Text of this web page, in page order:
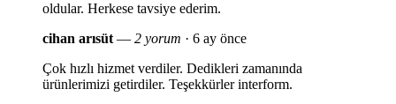
oldular. Herkese tavsiye ederim.
cihan arısüt— 2 yorum · 6 ay önce
Çok hızlı hizmet verdiler. Dedikleri zamanında
ürünlerimizi getirdiler. Teşekkürler interform.